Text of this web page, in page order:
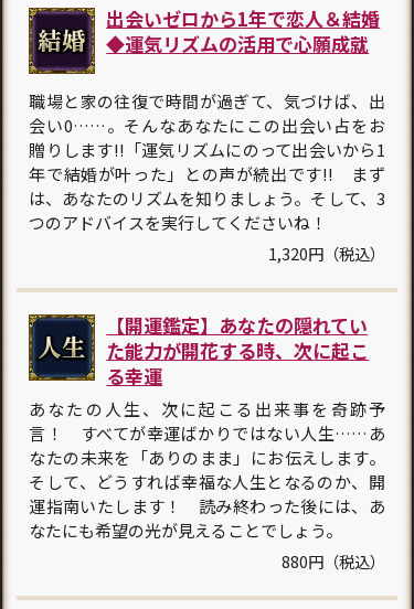
出会いゼロから1年で恋人＆結婚
◆運気リズムの活用で心願成就
職場と家の往復で時間が過ぎて、気づけば、出
会い0……。そんなあなたにこの出会い占をお
贈りします!!「運気リズムにのって出会いから1
年で結婚が叶った」との声が続出です!! まず
は、あなたのリズムを知りましょう。そして、3
つのアドバイスを実行してくださいね！
1,320円（税込）
【開運鑑定】あなたの隠れてい
た能力が開花する時、次に起こ
る幸運
あなたの人生、次に起こる出来事を奇跡予
言！ すべてが幸運ばかりではない人生……あ
なたの未来を「ありのまま」にお伝えします。
そして、どうすれば幸福な人生となるのか、開
運指南いたします！ 読み終わった後には、あ
なたにも希望の光が見えることでしょう。
880円（税込）